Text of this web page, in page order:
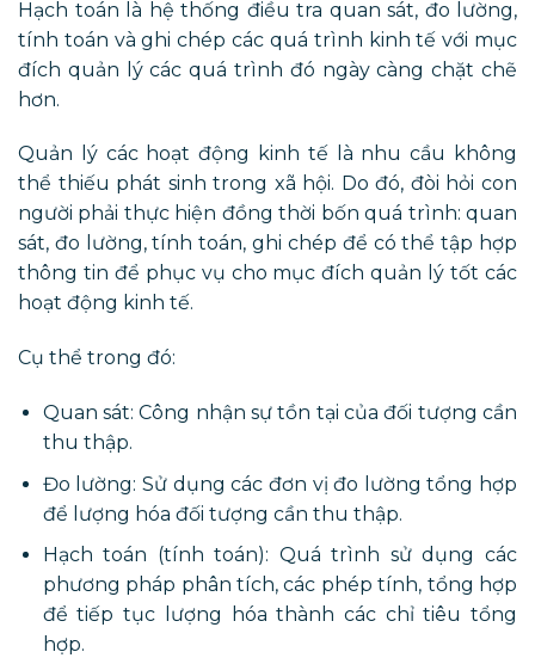
Hạch toán là hệ thống điều tra quan sát, đo lường,
tính toán và ghi chép các quá trình kinh tế với mục
đích quản lý các quá trình đó ngày càng chặt chẽ
hơn.
Quản lý các hoạt động kinh tế là nhu cầu không
thể thiếu phát sinh trong xã hội. Do đó, đòi hỏi con
người phải thực hiện đồng thời bốn quá trình: quan
sát, đo lường, tính toán, ghi chép để có thể tập hợp
thông tin để phục vụ cho mục đích quản lý tốt các
hoạt động kinh tế.
Cụ thể trong đó:
Quan sát: Công nhận sự tồn tại của đối tượng cần
thu thập.
Đo lường: Sử dụng các đơn vị đo lường tổng hợp
để lượng hóa đối tượng cần thu thập.
Hạch toán (tính toán): Quá trình sử dụng các
phương pháp phân tích, các phép tính, tổng hợp
để tiếp tục lượng hóa thành các chỉ tiêu tổng
hợp.